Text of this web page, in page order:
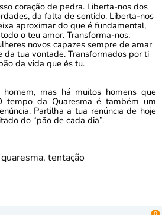
coração de pedra. Liberta-nos dos
da falta de sentido. Liberta-nos
aproximar do que é fundamental,
o teu amor. Transforma-nos,
novos capazes sempre de amar
da tua vontade. Transformados por ti
da vida que és tu.
mas há muitos homens que
tempo da Quaresma é também um
Partilha a tua renúncia de hoje
do “pão de cada dia”.
quaresma, tentação